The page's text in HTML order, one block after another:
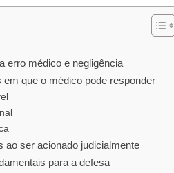
erro médico e negligência
que o médico pode responder
ao ser acionado judicialmente
para a defesa